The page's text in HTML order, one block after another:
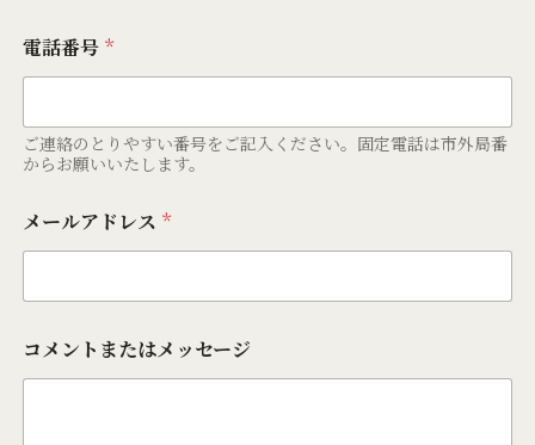
電話番号 *
ご連絡のとりやすい番号をご記入ください。固定電話は市外局番
からお願いいたします。
メールアドレス *
コメントまたはメッセージ